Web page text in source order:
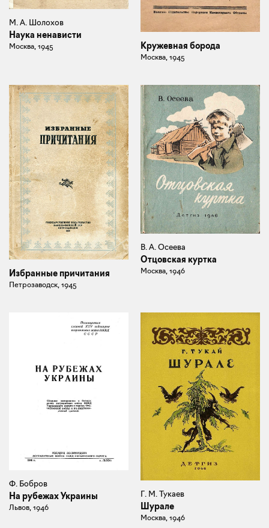
М. А. Шолохов
Наука ненависти
Москва, 1945 Кружевная борода
Москва, 1945
Избранные причитания
Петрозаводск, 1945
В. А. Осеева
Отцовская куртка
Москва, 1946
Ф. Бобров
На рубежах Украины
Львов, 1946
Г. М. Тукаев
Шурале
Москва, 1946